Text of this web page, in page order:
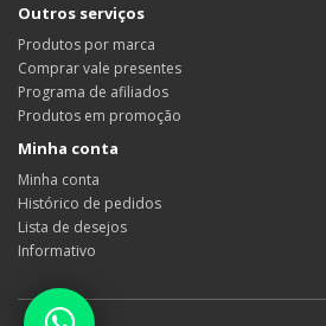
Outros serviços
Produtos por marca
Comprar vale presentes
Programa de afiliados
Produtos em promoção
Minha conta
Minha conta
Histórico de pedidos
Lista de desejos
Informativo